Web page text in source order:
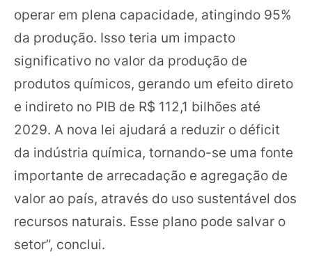
operar em plena capacidade, atingindo 95%
da produção. Isso teria um impacto
significativo no valor da produção de
produtos químicos, gerando um efeito direto
e indireto no PIB de R$ 112,1 bilhões até
2029. A nova lei ajudará a reduzir o déficit
da indústria química, tornando-se uma fonte
importante de arrecadação e agregação de
valor ao país, através do uso sustentável dos
recursos naturais. Esse plano pode salvar o
setor”, conclui.